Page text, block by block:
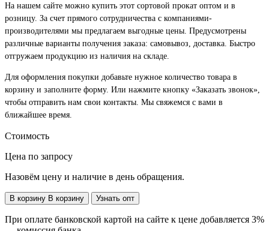
На нашем сайте можно купить этот сортовой прокат оптом и в
розницу. За счет прямого сотрудничества с компаниями-
производителями мы предлагаем выгодные цены. Предусмотрены
различные варианты получения заказа: самовывоз, доставка. Быстро
отгружаем продукцию из наличия на складе.
Для оформления покупки добавьте нужное количество товара в
корзину и заполните форму. Или нажмите кнопку «Заказать звонок»,
чтобы отправить нам свои контакты. Мы свяжемся с вами в
ближайшее время.
Стоимость
Цена по запросу
Назовём цену и наличие в день обращения.
В корзину В корзину Узнать опт
При оплате банковской картой на сайте к цене добавляется 3%